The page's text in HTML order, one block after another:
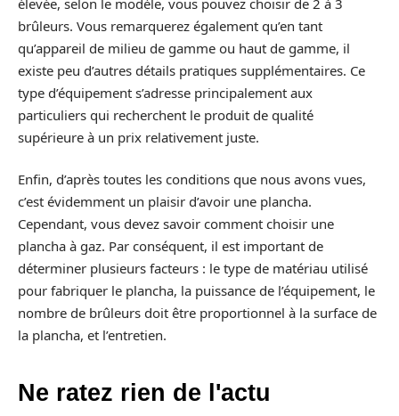
brûleurs. Vous remarquerez également qu’en tant
qu’appareil de milieu de gamme ou haut de gamme, il
existe peu d’autres détails pratiques supplémentaires. Ce
type d’équipement s’adresse principalement aux
particuliers qui recherchent le produit de qualité
supérieure à un prix relativement juste.
Enfin, d’après toutes les conditions que nous avons vues,
c’est évidemment un plaisir d’avoir une plancha.
Cependant, vous devez savoir comment choisir une
plancha à gaz. Par conséquent, il est important de
déterminer plusieurs facteurs : le type de matériau utilisé
pour fabriquer le plancha, la puissance de l’équipement, le
nombre de brûleurs doit être proportionnel à la surface de
la plancha, et l’entretien.
Ne ratez rien de l'actu